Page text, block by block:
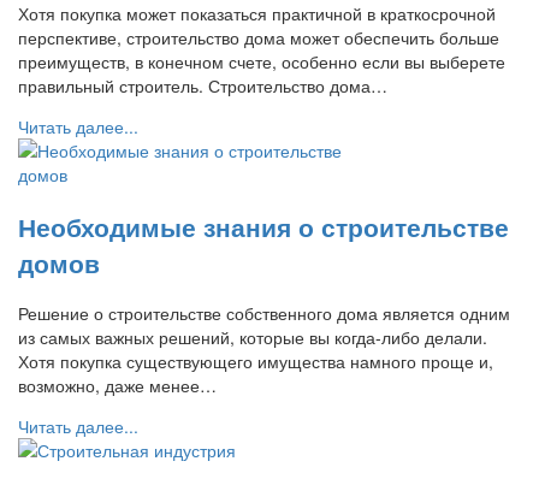
Хотя покупка может показаться практичной в краткосрочной
перспективе, строительство дома может обеспечить больше
преимуществ, в конечном счете, особенно если вы выберете
правильный строитель. Строительство дома…
Читать далее...
Необходимые знания о строительстве
домов
Решение о строительстве собственного дома является одним
из самых важных решений, которые вы когда-либо делали.
Хотя покупка существующего имущества намного проще и,
возможно, даже менее…
Читать далее...